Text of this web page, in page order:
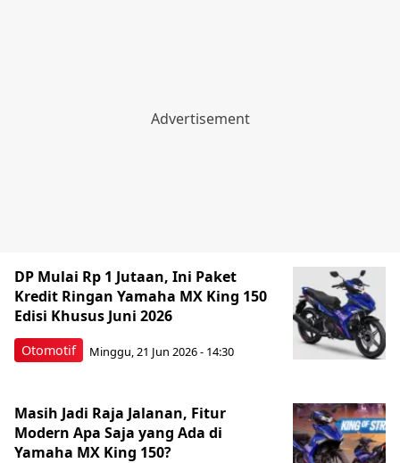
Otomotif
DP Mulai Rp 1 Jutaan, Ini Paket
Kredit Ringan Yamaha MX King 150
Edisi Khusus Juni 2026
Minggu, 21 Jun 2026 - 14:30
Masih Jadi Raja Jalanan, Fitur
Modern Apa Saja yang Ada di
Yamaha MX King 150?